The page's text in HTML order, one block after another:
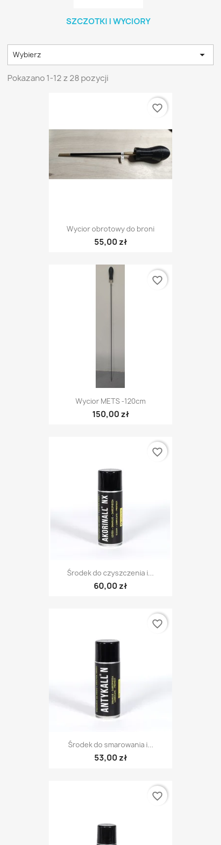
SZCZOTKI I WYCIORY
Wybierz 
Pokazano 1-12 z 28 pozycji
Wycior obrotowy do broni
55,00 zł
favorite_border
Wycior METS -120cm
150,00 zł
favorite_border
Środek do czyszczenia i...
60,00 zł
favorite_border
Środek do smarowania i...
53,00 zł
favorite_border
favorite_border